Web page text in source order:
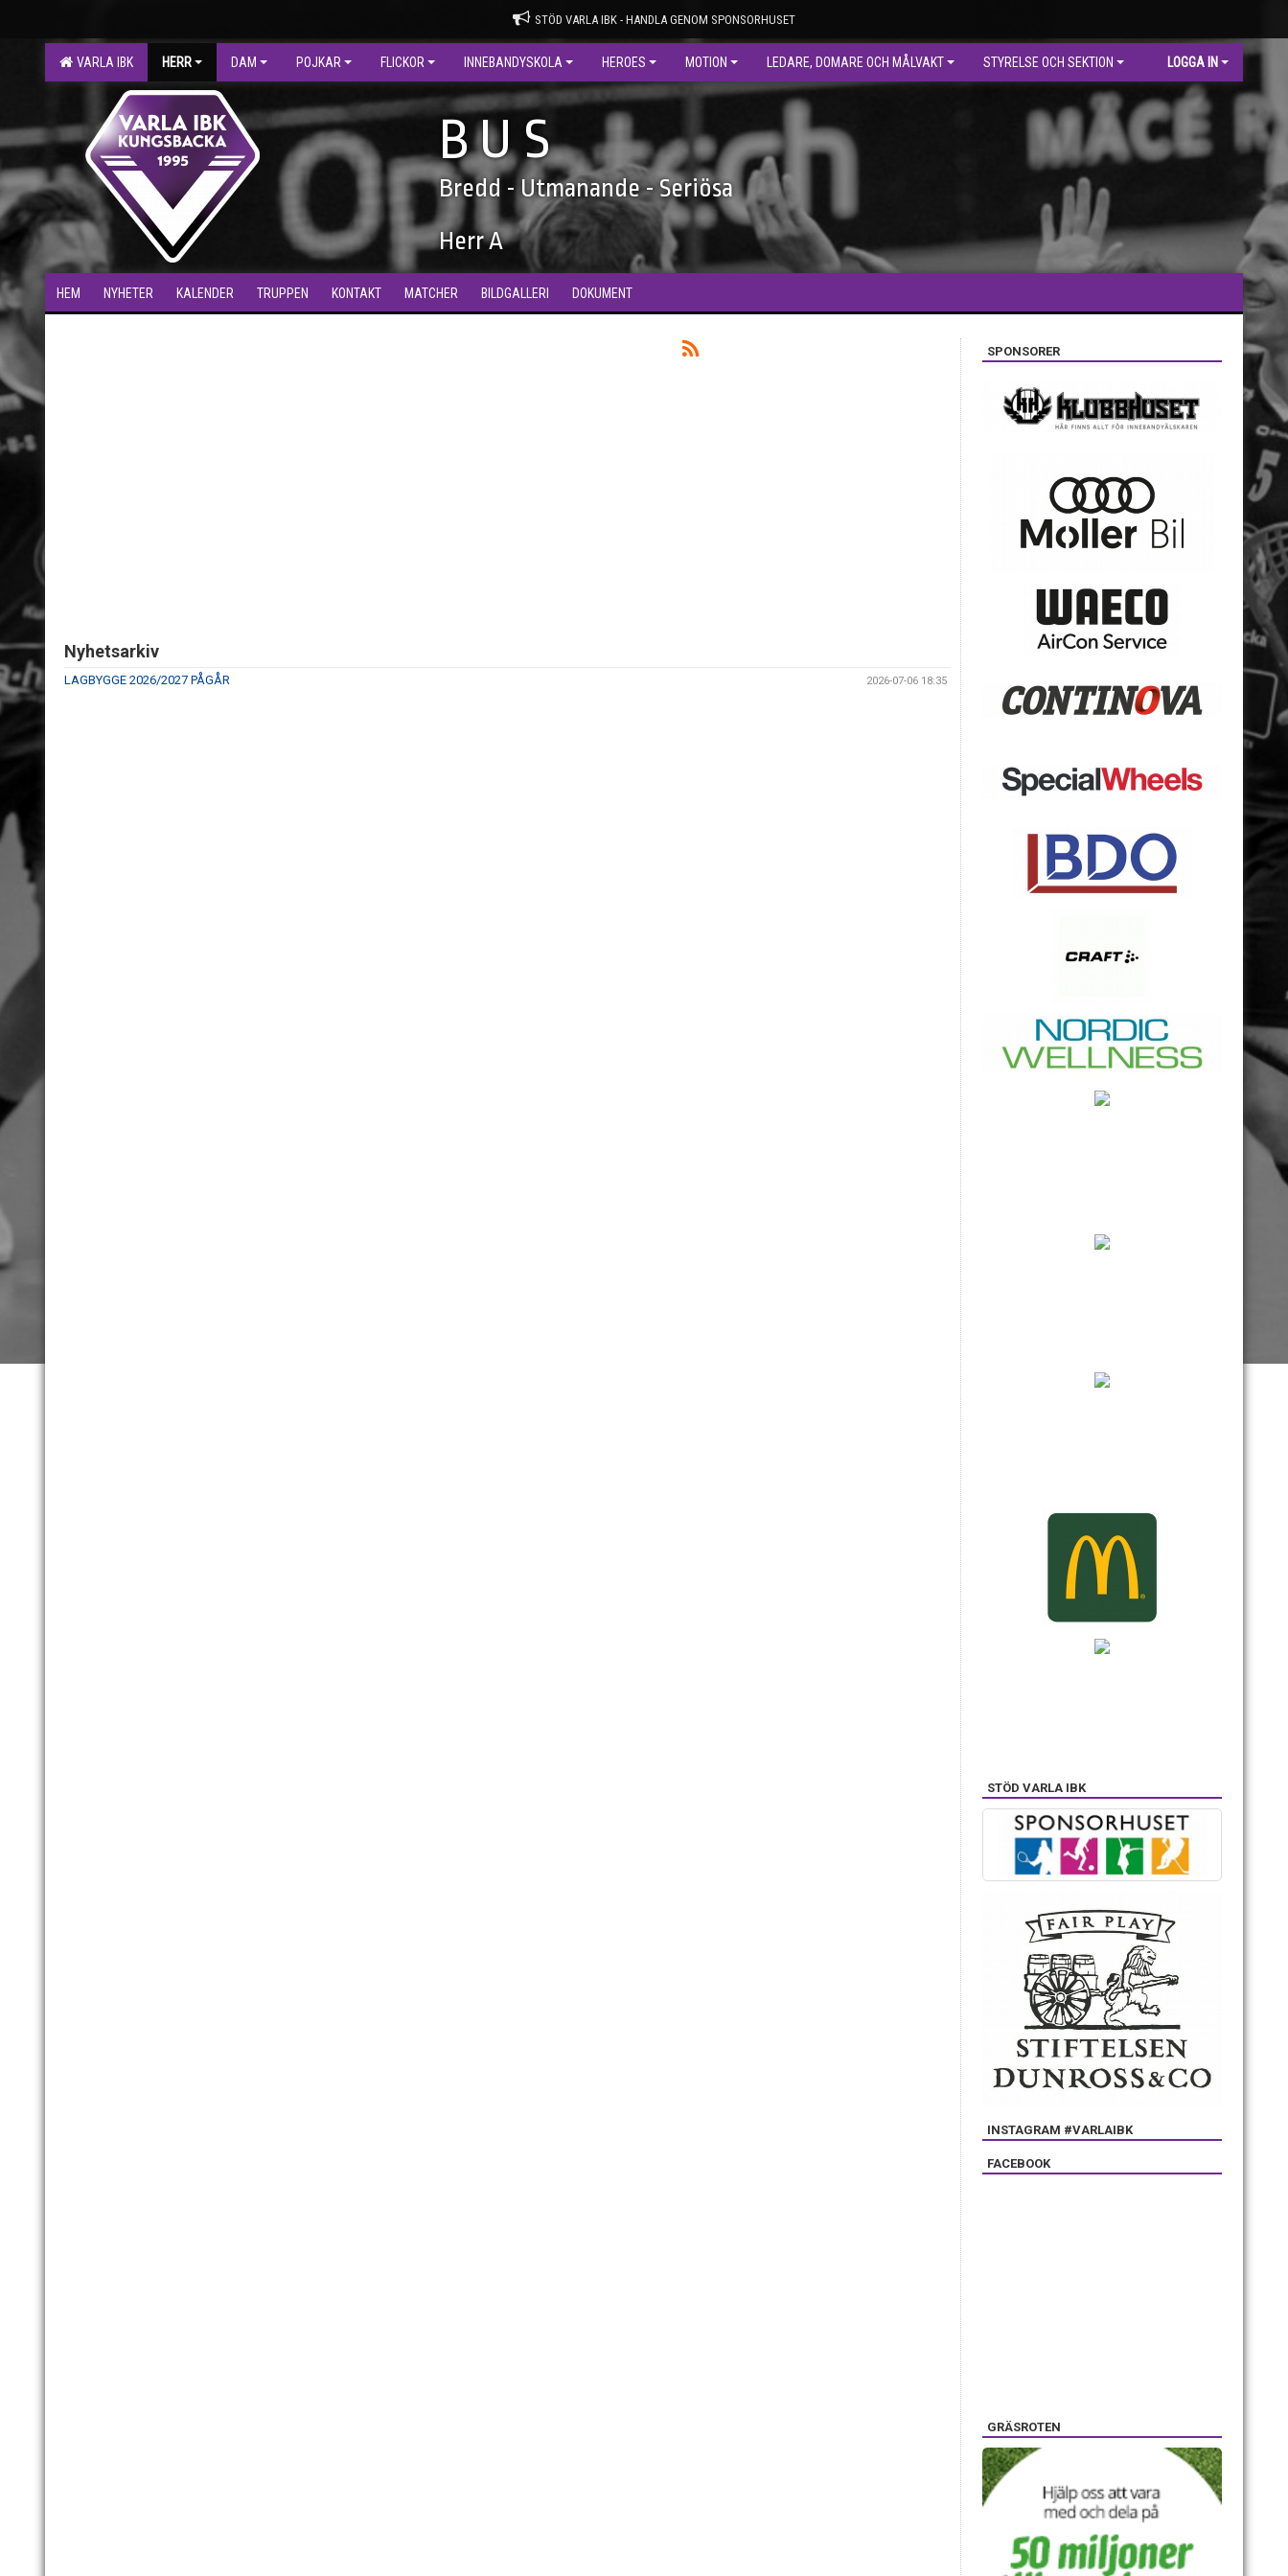
STÖD VARLA IBK - HANDLA GENOM SPONSORHUSET
VARLA IBK HERR DAM POJKAR FLICKOR INNEBANDYSKOLA HEROES MOTION LEDARE, DOMARE OCH MÅLVAKT STYRELSE OCH SEKTION LOGGA IN
B U S
Bredd - Utmanande - Seriösa
Herr A
HEM NYHETER KALENDER TRUPPEN KONTAKT MATCHER BILDGALLERI DOKUMENT
Nyhetsarkiv
LAGBYGGE 2026/2027 PÅGÅR 2026-07-06 18:35
SPONSORER
STÖD VARLA IBK
INSTAGRAM #VARLAIBK
FACEBOOK
GRÄSROTEN